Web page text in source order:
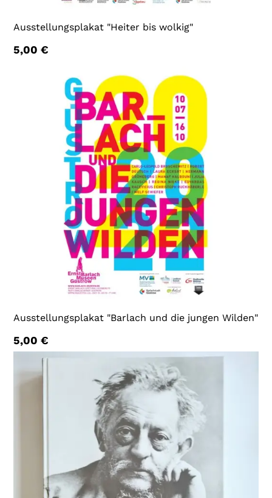
Ausstellungsplakat "Heiter bis wolkig"
5,00€
Ausstellungsplakat "Barlach und die jungen Wilden"
5,00€